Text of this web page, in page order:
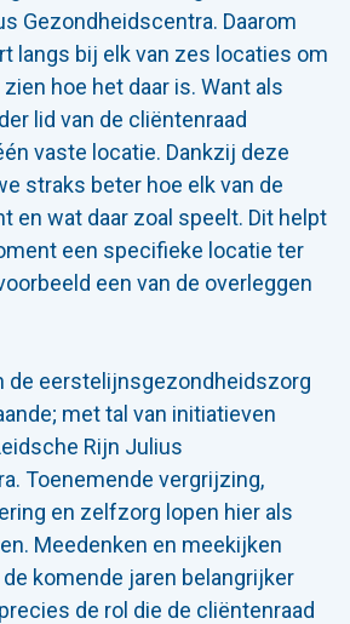
Gezondheidscentra. Daarom
langs bij elk van zes locaties om
hoe het daar is. Want als
lid van de cliëntenraad
vaste locatie. Dankzij deze
straks beter hoe elk van de
en wat daar zoal speelt. Dit helpt
een specifieke locatie ter
een van de overleggen
de eerstelijnsgezondheidszorg
met tal van initiatieven
Rijn Julius
Toenemende vergrijzing,
en zelfzorg lopen hier als
Meedenken en meekijken
de komende jaren belangrijker
de rol die de cliëntenraad